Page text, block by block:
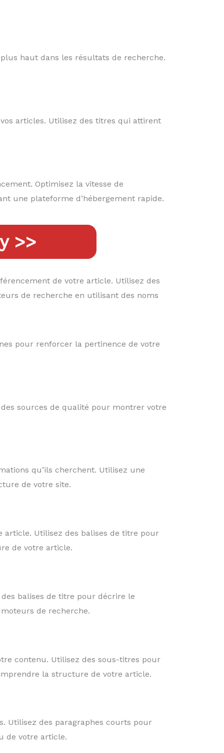
haut dans les résultats de recherche.
articles. Utilisez des titres qui attirent
Optimisez la vitesse de
une plateforme d’hébergement rapide.
>>
de votre article. Utilisez des
de recherche en utilisant des noms
pour renforcer la pertinence de votre
sources de qualité pour montrer votre
qu’ils cherchent. Utilisez une
de votre site.
article. Utilisez des balises de titre pour
de votre article.
balises de titre pour décrire le
de recherche.
contenu. Utilisez des sous-titres pour
la structure de votre article.
Utilisez des paragraphes courts pour
de votre article.